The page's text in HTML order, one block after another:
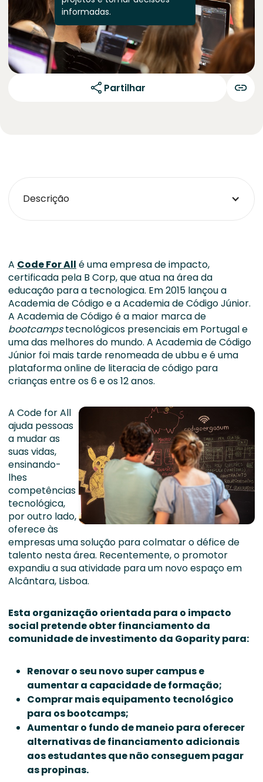
informadas.
Partilhar
Descrição
A Code For All é uma empresa de impacto,
certificada pela B Corp, que atua na área da
educação para a tecnologica. Em 2015 lançou a
Academia de Código e a Academia de Código Júnior.
A Academia de Código é a maior marca de
bootcampstecnológicos presenciais em Portugal e
uma das melhores do mundo. A Academia de Código
Júnior foi mais tarde renomeada de ubbu e é uma
plataforma online de literacia de código para
crianças entre os 6 e os 12 anos.
A Code for All
ajuda pessoas
a mudar as
suas vidas,
ensinando-
lhes
competências
tecnológica,
por outro lado,
oferece às
empresas uma solução para colmatar o défice de
talento nesta área. Recentemente, o promotor
expandiu a sua atividade para um novo espaço em
Alcântara, Lisboa.
Esta organização orientada para o impacto
social pretende obter financiamento da
comunidade de investimento da Goparity para:
Renovar o seu novo super campus e
aumentar a capacidade de formação;
Comprar mais equipamento tecnológico
para os bootcamps;
Aumentar o fundo de maneio para oferecer
alternativas de financiamento adicionais
aos estudantes que não conseguem pagar
as propinas.